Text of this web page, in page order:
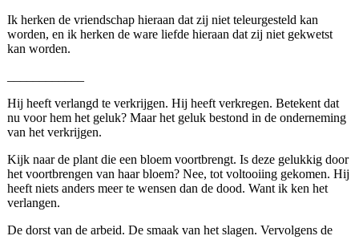
Ik herken de vriendschap hieraan dat zij niet teleurgesteld kan
worden, en ik herken de ware liefde hieraan dat zij niet gekwetst
kan worden.
Hij heeft verlangd te verkrijgen. Hij heeft verkregen. Betekent dat
nu voor hem het geluk? Maar het geluk bestond in de onderneming
van het verkrijgen.
Kijk naar de plant die een bloem voortbrengt. Is deze gelukkig door
het voortbrengen van haar bloem? Nee, tot voltooiing gekomen. Hij
heeft niets anders meer te wensen dan de dood. Want ik ken het
verlangen.
De dorst van de arbeid. De smaak van het slagen. Vervolgens de